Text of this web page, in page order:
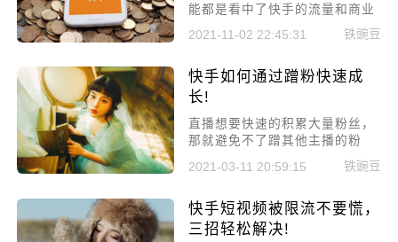
能都是看中了快手的流量和商业
价值，都想要在快手得到流量进
而变现。但很多人都不太了解平
天就来为大家分享一下快手运营
必须要知道的规则和算法!
2021-11-02 22:45:31 铁豌豆
快手如何通过蹭粉快速成
长!
直播想要快速的积累大量粉丝，
那就避免不了蹭其他主播的粉
丝，但是只要你蹭粉比较合理，
我相信你一定会快速的成长，今
通过蹭粉快速成长!
2021-03-11 20:59:15 铁豌豆
快手短视频被限流不要慌，
三招轻松解决!